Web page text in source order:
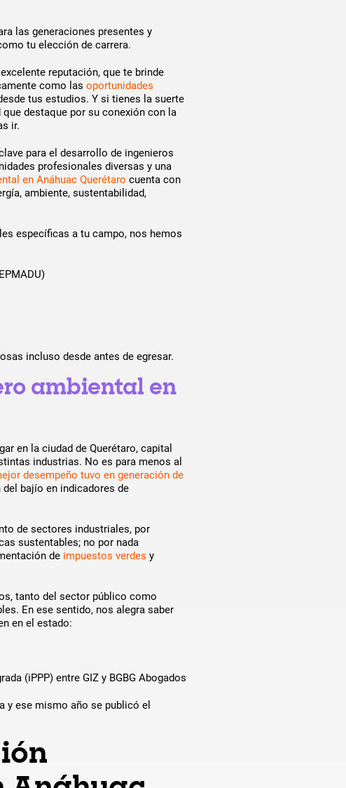
las generaciones presentes y
tu elección de carrera.
reputación, que te brinde
como las oportunidades
tus estudios. Y si tienes la suerte
destaque por su conexión con la
ir.
para el desarrollo de ingenieros
profesionales diversas y una
en Anáhuac Querétaro cuenta con
ambiente, sustentabilidad,
específicas a tu campo, nos hemos
incluso desde antes de egresar.
ambiental en
en la ciudad de Querétaro, capital
industrias. No es para menos al
desempeño tuvo en generación de
bajío en indicadores de
de sectores industriales, por
sustentables; no por nada
de impuestos verdes y
tanto del sector público como
En ese sentido, nos alegra saber
en el estado:
(iPPP) entre GIZ y BGBG Abogados
y ese mismo año se publicó el